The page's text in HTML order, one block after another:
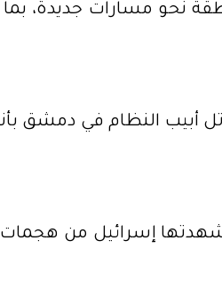
نحو مسارات جديدة،
أبيب النظام في دمشق
شهدتها إسرائيل من هجمات